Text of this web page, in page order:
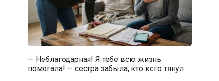
— Неблагодарная! Я тебе всю жизнь
помогала! — сестра забыла, кто кого тянул